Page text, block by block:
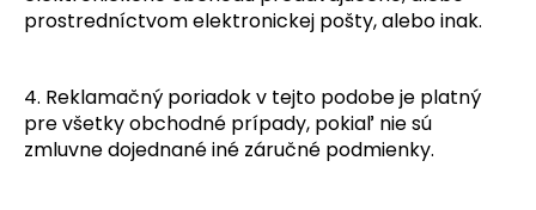
prostredníctvom elektronickej pošty, alebo inak.
4. Reklamačný poriadok v tejto podobe je platný
pre všetky obchodné prípady, pokiaľ nie sú
zmluvne dojednané iné záručné podmienky.